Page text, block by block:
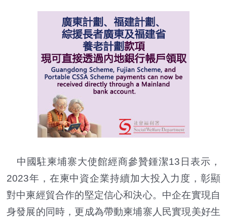
中國駐柬埔寨大使館經商參贊鍾潔13日表示，
2023年，在柬中資企業持續加大投入力度，彰顯
對中柬經貿合作的堅定信心和決心。中企在實現自
身發展的同時，更成為帶動柬埔寨人民實現美好生